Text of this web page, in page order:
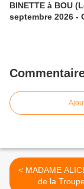
BINETTE à BOU (Loiret) – 5 et 6
septembre 2026 -
< MADAME ALICE MALICE
de la